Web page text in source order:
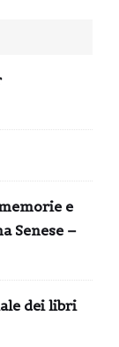
e
Senese –
dei libri